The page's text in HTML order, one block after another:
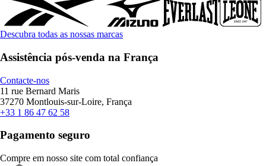
Descubra todas as nossas marcas
Assistência pós-venda na França
Contacte-nos
11 rue Bernard Maris
37270 Montlouis-sur-Loire, França
+33 1 86 47 62 58
Pagamento seguro
Compre em nosso site com total confiança